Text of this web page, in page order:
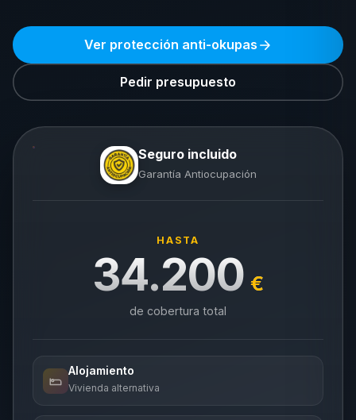
Ver protección anti-okupas
Pedir presupuesto
Seguro incluido
Garantía Antiocupación
HASTA
34.200 €
de cobertura total
Alojamiento
Vivienda alternativa